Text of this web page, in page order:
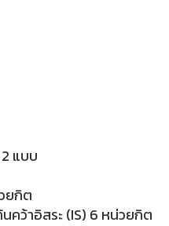
แบบ
ยกิต
คว้าอิสระ (IS) 6 หน่วยกิต